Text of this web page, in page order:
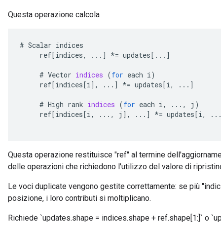
Questa operazione calcola
# Scalar indices
ref[indices, ... ] *= updates[ ... ]
# Vector indices (for each i)
ref[indices[i] , ... ] *= updates[i, ... ]
# High rank indices (for each i, ..., j )
ref[indices[i, ..., j ] , ... ] *= updates[i,
Questa operazione restituisce "ref" al termine
delle operazioni che richiedono l'utilizzo del valore di
Le voci duplicate vengono gestite correttamente: se più
posizione, i loro contributi si moltiplicano.
Richiede `updates.shape = indices.shape + ref.shape[1:]` o